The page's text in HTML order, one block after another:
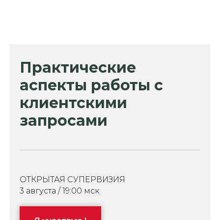
Практические
аспекты работы с
клиентскими
запросами
ОТКРЫТАЯ СУПЕРВИЗИЯ
3 августа / 19:00 мск